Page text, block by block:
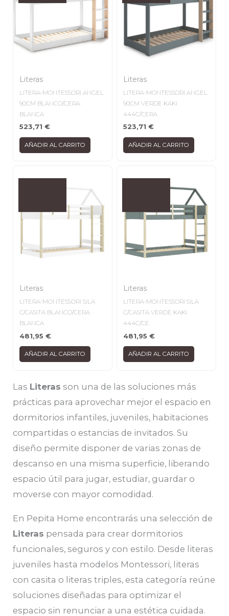
Literas
LITERA-MONTESSORI ANGEL
90CM BLANCO/CERA
BLANCA
523,71€
AÑADIR AL CARRITO
Literas
LITERA-MONTESSORI ANGEL
90CM VERDE KAKI
444C/CERA
523,71 €
AÑADIR AL CARRITO
Literas
LITERA-MONTESSORI SILA
C/CASITA BLANCO/CERA
BLANCA
481,95€
AÑADIR AL CARRITO
Literas
LITERA-MONTESSORI SILA
C/CASITA VERDE KAKI
444C/CE
481,95 €
AÑADIR AL CARRITO
Las Literas son una de las soluciones más
prácticas para aprovechar mejor el espacio en
dormitorios infantiles, juveniles, habitaciones
compartidas o estancias de invitados. Su
diseño permite disponer de varias zonas de
descanso en una misma superficie, liberando
espacio útil para jugar, estudiar, guardar o
moverse con mayor comodidad.
En Pepita Home encontrarás una selección de
Literas pensada para crear dormitorios
funcionales, seguros y con estilo. Desde literas
juveniles hasta modelos Montessori, literas
con casita o literas triples, esta categoría reúne
soluciones diseñadas para optimizar el
espacio sin renunciar a una estética cuidada.